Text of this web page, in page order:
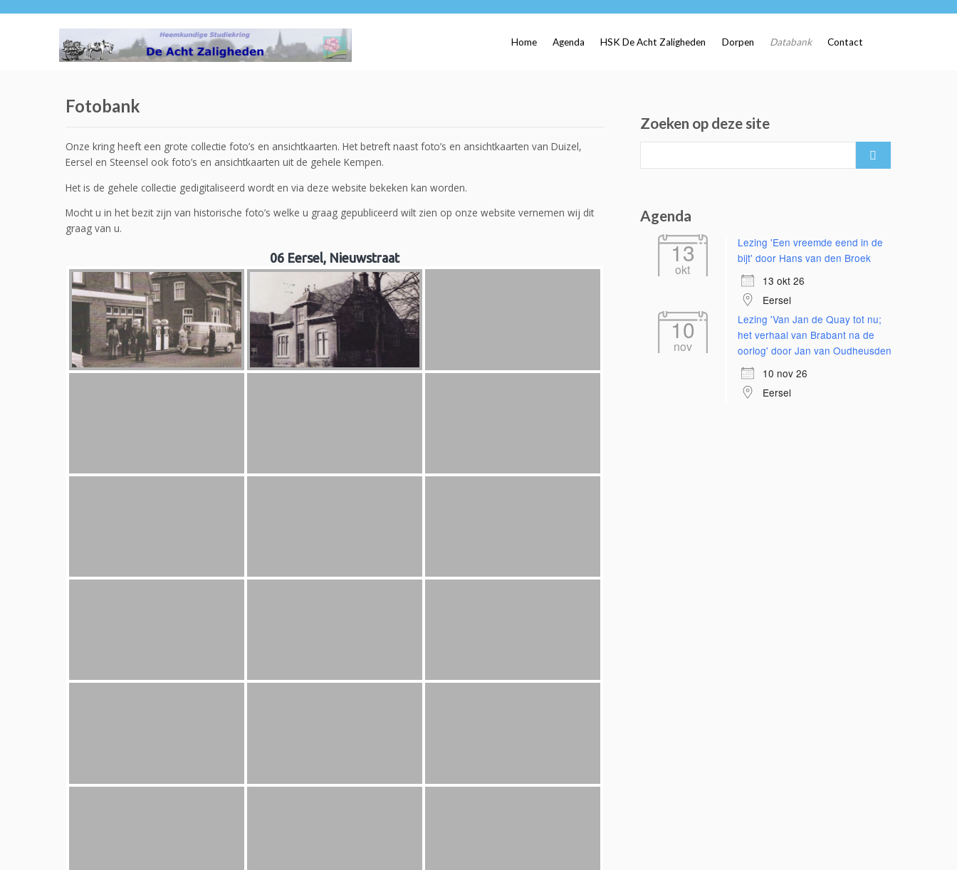
Home Agenda HSK De Acht Zaligheden Dorpen Databank Contact
Fotobank
Onze kring heeft een grote collectie foto’s en ansichtkaarten. Het betreft naast foto’s en ansichtkaarten van Duizel,
Eersel en Steensel ook foto’s en ansichtkaarten uit de gehele Kempen.
Het is de gehele collectie gedigitaliseerd wordt en via deze website bekeken kan worden.
Mocht u in het bezit zijn van historische foto’s welke u graag gepubliceerd wilt zien op onze website vernemen wij dit
graag van u.
06 Eersel, Nieuwstraat
Zoeken op deze site
Agenda
13
okt
Lezing 'Een vreemde eend in de
bijt' door Hans van den Broek
13 okt 26
Eersel
10
nov
Lezing 'Van Jan de Quay tot nu;
het verhaal van Brabant na de
oorlog' door Jan van Oudheusden
10 nov 26
Eersel